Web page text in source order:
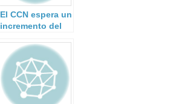
El CCN espera un
incremento del
ciberataques a la
Administración y
a empresas de
interés
estratégico.